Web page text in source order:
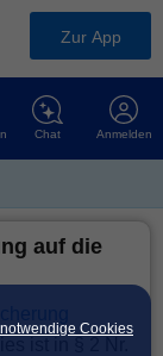
Cookies
Zur App
Anmelden
Chat
auf die
ist in § 2 Nr.